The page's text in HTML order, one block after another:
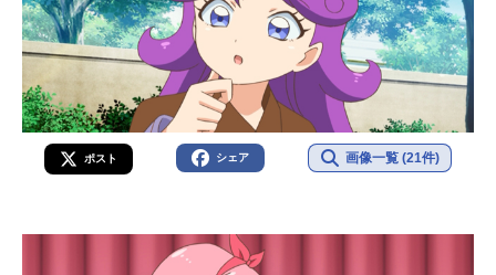
ポスト シェア 画像一覧 (21件)